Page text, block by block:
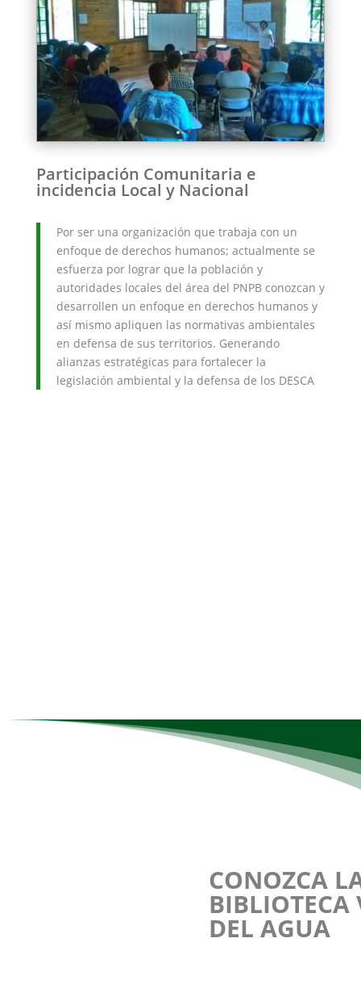
Participación Comunitaria e
incidencia Local y Nacional
Por ser una organización que trabaja con un
enfoque de derechos humanos; actualmente se
esfuerza por lograr que la población y
autoridades locales del área del PNPB conozcan y
desarrollen un enfoque en derechos humanos y
así mismo apliquen las normativas ambientales
en defensa de sus territorios. Generando
alianzas estratégicas para fortalecer la
legislación ambiental y la defensa de los DESCA
CONOZCA
BIBLIOTECA
DEL AGUA